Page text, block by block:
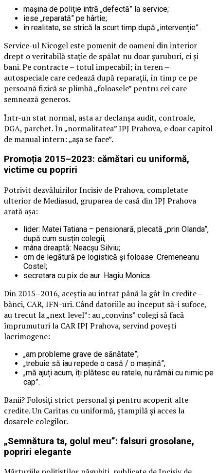
mașina de poliție intră „defectă” la service;
iese „reparată” pe hârtie;
în realitate, se strică la scurt timp după „intervenție”.
Service-ul Nicogel este pomenit de oameni din interior
drept o veritabilă stație de spălat nu doar șuruburi, ci și
bani. Pe contracte – totul impecabil; în teren –
autospeciale care cedează după reparații, în timp ce pe
persoană fizică se plimbă „foloasele” pentru cei care
semnează generos.
Într-un stat normal, asta ar declanșa audit, controale,
DGA, parchet. În „normalitatea” IPJ Prahova, e doar capitol
de manual intern: „așa se face”.
Promoția 2015–2023: cămătari cu uniformă,
victime cu popriri
Potrivit dezvăluirilor Incisiv de Prahova, completate
ulterior de Mediasud, gruparea de casă din IPJ Prahova
arată așa:
lider: Matei Tatiana – pensionară, plecată „prin Olanda”,
după cum susțin colegii;
mâna dreaptă: Neacșu Silviu;
om de legătură pe logistică și foloase: Cremeneanu
Costel;
secretara cu pix de aur: Hagiu Monica.
Din 2015–2016, aceștia au intrat până la gât în credite –
bănci, CAR, IFN-uri. Când datoriile au început să-i sufoce,
au trecut la „next level”: au „convins” colegi să facă
împrumuturi la CAR IPJ Prahova, servind povești
lacrimogene:
„am probleme grave de sănătate”;
„trebuie să iau repede o casă / o mașină”;
„mă ajuți acum, îți plătesc eu ratele, nu rămâi cu nimic pe
cap”.
Banii? Folosiți strict personal și pentru acoperit alte
credite. Un Caritas cu uniformă, ștampilă și acces la
dosarele colegilor.
„Semnătura ta, golul meu”: falsuri grosolane,
popriri elegante